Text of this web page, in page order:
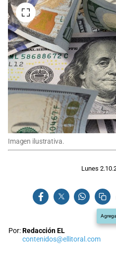
Imagen ilustrativa.
Lunes
Por:Redacción EL
contenidos@ellitoral.com